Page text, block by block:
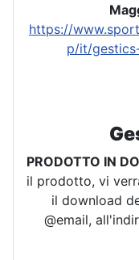
https://
p/it/
PRODOTTO IN
il prodotto, vi
il download
@email,